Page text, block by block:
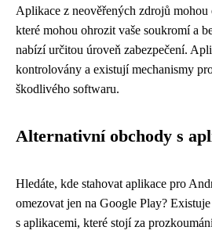
Aplikace z neověřených zdrojů
které mohou ohrozit vaše soukromí a
nabízí určitou úroveň zabezpečení.
kontrolovány a existují mechanismy
škodlivého softwaru.
Alternativní obchody s
Hledáte, kde stahovat aplikace pro
omezovat jen na Google Play?
s aplikacemi, které stojí za